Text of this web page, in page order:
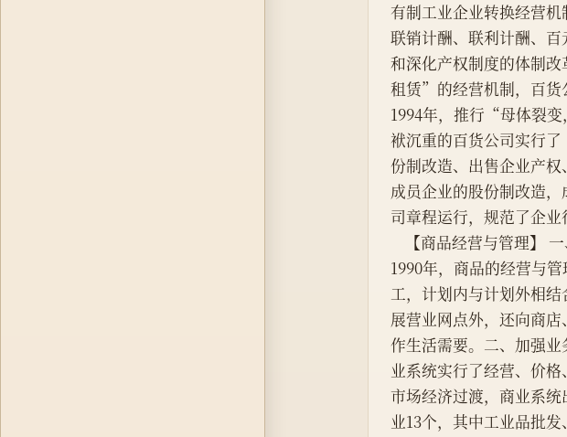
有制工业企业转换经营
联销计酬、联利计酬、
和深化产权制度的体制
租赁”的经营机制，百货
1994年，推行“母体裂
袱沉重的百货公司实行
份制改造、出售企业产
成员企业的股份制改造
司章程运行，规范了企业
【商品经营与管理
1990年，商品的经营与
工，计划内与计划外相
展营业网点外，还向商
作生活需要。二、加强
业系统实行了经营、价
市场经济过渡，商业系
业13个，其中工业品批